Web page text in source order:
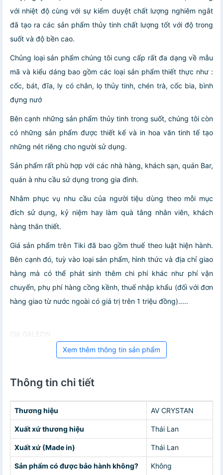
với nhiệt độ cùng với sự kiểm duyệt chất lượng nghiêm ngắt
đã tạo ra các sản phẩm thủy tinh chất lượng tốt với độ trong
suốt và độ bền cao.
Chủng loại sản phẩm chúng tôi cung cấp rất đa dạng về mẫu
mã và kiểu dáng bao gồm các loại sản phẩm thiết thực như :
cốc, bát, đĩa, ly có chân, lọ thủy tinh, chén trà, cốc bia, bình
đựng nướ
Bên cạnh những sản phẩm thủy tinh trong suốt, chúng tôi còn
có những sản phẩm được thiết kế và in hoa văn tinh tế tạo
những nét riêng cho người sử dụng.
Sản phẩm rất phù hợp với các nhà hàng, khách sạn, quán Bar,
quán à nhu cầu sử dụng trong gia đình.
Nhằm phục vụ nhu cầu của người tiệu dùng theo mỗi mục
đích sử dụng, kỷ niệm hay làm quà tằng nhân viên, khách
hàng thân thiết.
Giá sản phẩm trên Tiki đã bao gồm thuế theo luật hiện hành.
Bên cạnh đó, tuỳ vào loại sản phẩm, hình thức và địa chỉ giao
hàng mà có thể phát sinh thêm chi phí khác như phí vận
chuyển, phụ phí hàng cồng kềnh, thuế nhập khẩu (đối với đơn
hàng giao từ nước ngoài có giá trị trên 1 triệu đồng).....
Giá GALEON
Xem thêm thông tin sản phẩm
Thông tin chi tiết
Thương hiệu AV CRYSTAN
Xuất xứ thương hiệu Thái Lan
Xuất xứ (Made in) Thái Lan
Sản phẩm có được bảo hành không? Không